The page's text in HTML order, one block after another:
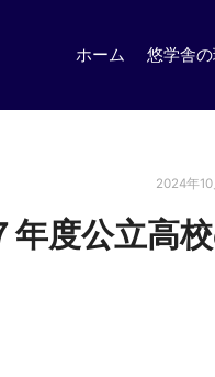
ホーム 悠学舎
2024年10
年度公立高